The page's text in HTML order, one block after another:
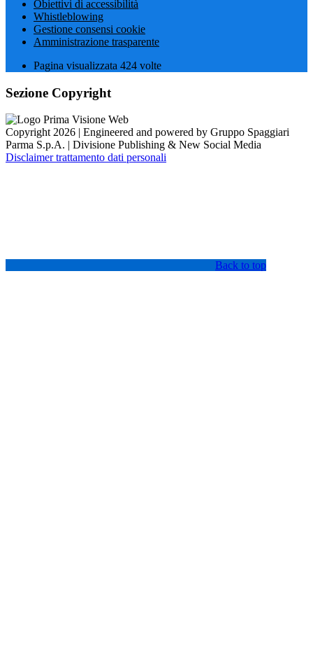
Obiettivi di accessibilità
Whistleblowing
Gestione consensi cookie
Amministrazione trasparente
Pagina visualizzata 424 volte
Sezione Copyright
Copyright 2026 | Engineered and powered by Gruppo Spaggiari
Parma S.p.A. | Divisione Publishing & New Social Media
Disclaimer trattamento dati personali
Back to top